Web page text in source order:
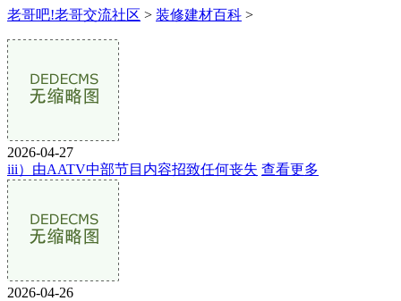
老哥吧!老哥交流社区 > 装修建材百科 >
2026-04-27
iii）由AATV中部节目内容招致任何丧失 查看更多
2026-04-26